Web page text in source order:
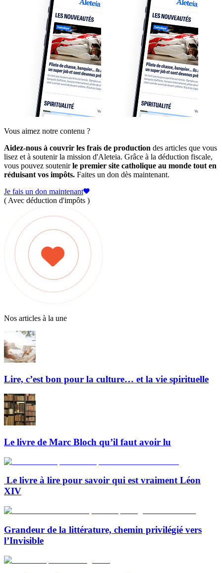
Vous aimez notre contenu ?
Aidez-nous à couvrir les frais de production des articles que vous
lisez et à soutenir la mission d'Aleteia. Grâce à la déduction fiscale,
vous pouvez soutenirle premier site catholique au monde tout en
réduisant vos impôts. Faites un don dès maintenant.
Je fais un don maintenant
( Avec déduction d'impôts )
Nos articles à la une
Lire, c’est bon pour la culture… et la vie spirituelle
Le livre de Marc Bloch qu’il faut avoir lu
Le livre à lire pour savoir qui est vraiment Léon
XIV
Grandeur de la littérature, chemin privilégié vers
l’Invisible